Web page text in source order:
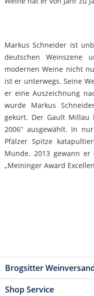
Markus Schneider ist
deutschen Weinszene
modernen Weine nicht
ist er unterwegs. Seine
er eine Auszeichnung
wurde Markus
gekürt. Der Gault Millau
2006“ ausgewählt. In
Pfälzer Spitze
Munde. 2013 gewann er
„Meininger Award
Brogsitter
Shop Service